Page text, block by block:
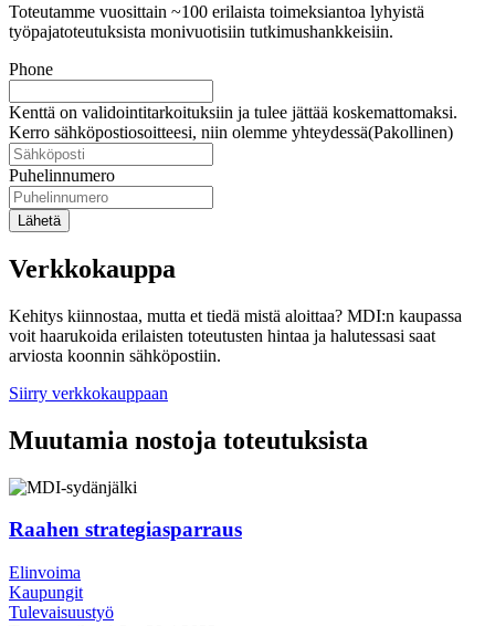
Toteutamme vuosittain ~100 erilaista toimeksiantoa lyhyistä
työpajatoteutuksista monivuotisiin tutkimushankkeisiin.
Phone
Kenttä on validointitarkoituksiin ja tulee jättää koskemattomaksi.
Kerro sähköpostiosoitteesi, niin olemme yhteydessä(Pakollinen)
Puhelinnumero
Lähetä
Verkkokauppa
Kehitys kiinnostaa, mutta et tiedä mistä aloittaa? MDI:n kaupassa
voit haarukoida erilaisten toteutusten hintaa ja halutessasi saat
arviosta koonnin sähköpostiin.
Siirry verkkokauppaan
Muutamia nostoja toteutuksista
Raahen strategiasparraus
Elinvoima
Kaupungit
Tulevaisuustyö